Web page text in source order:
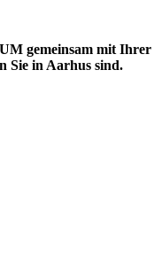
gemeinsam mit Ihrer
Sie in Aarhus sind.